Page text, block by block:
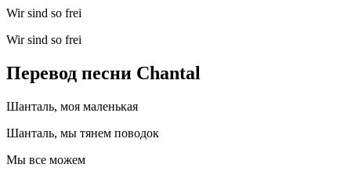
Wir sind so frei
Wir sind so frei
Перевод песни Chantal
Шанталь, моя маленькая
Шанталь, мы тянем поводок
Мы все можем